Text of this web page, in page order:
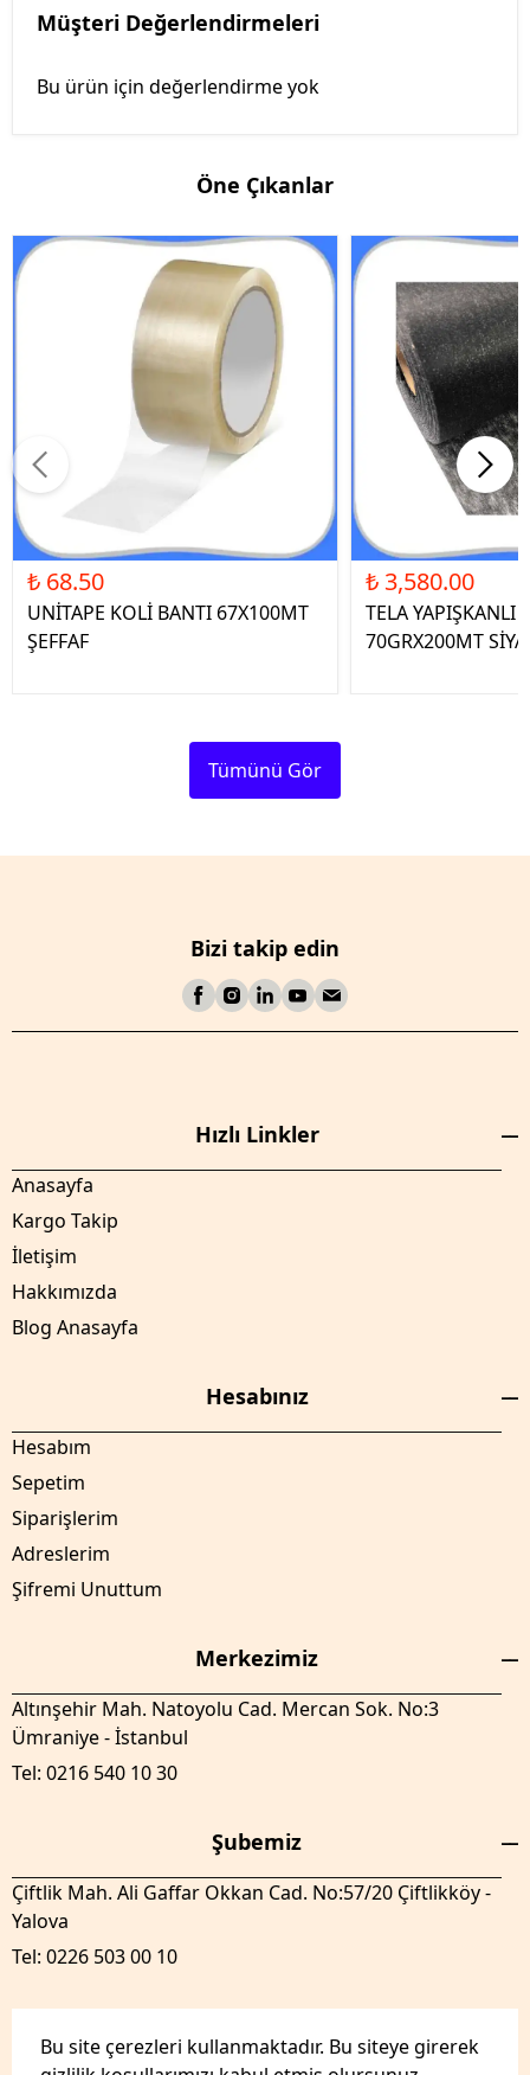
Bu site çerezleri kullanmaktadır. Bu siteye girerek
Müşteri Değerlendirmeleri
Bu ürün için değerlendirme yok
Öne Çıkanlar
₺ 68.50
UNİTAPE KOLİ BANTI 67X100MT
ŞEFFAF
₺ 3,580.00
TELA YAPIŞKANLI
70GRX200MT
Tümünü Gör
Bizi takip edin
Hızlı Linkler
Anasayfa
Kargo Takip
İletişim
Hakkımızda
Blog Anasayfa
Hesabınız
Hesabım
Sepetim
Siparişlerim
Adreslerim
Şifremi Unuttum
Merkezimiz
Altınşehir Mah. Natoyolu Cad. Mercan Sok. No:3
Ümraniye - İstanbul
Tel: 0216 540 10 30
Şubemiz
Çiftlik Mah. Ali Gaffar Okkan Cad. No:57/20 Çiftlikköy -
Yalova
Tel: 0226 503 00 10